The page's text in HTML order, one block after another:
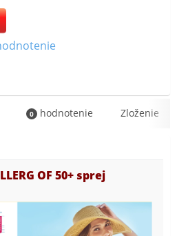
0 hodnotenie Zloženie
OF 50+ sprej